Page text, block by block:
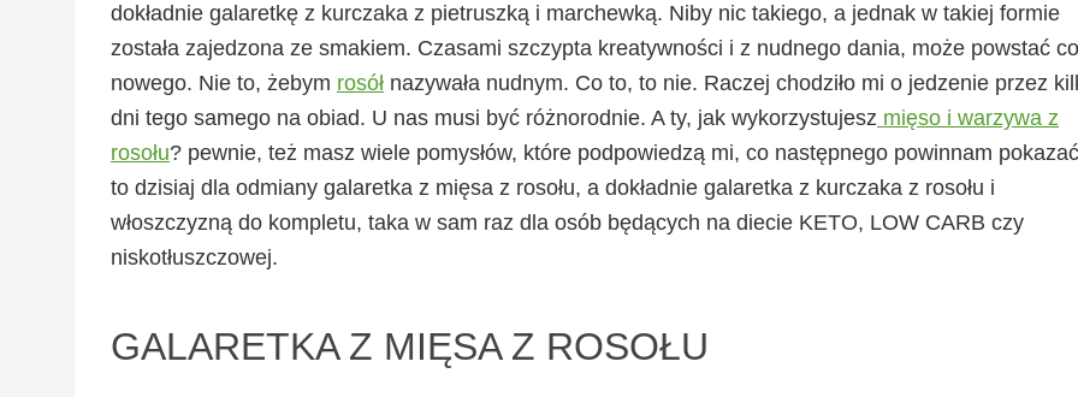
dokładnie galaretkę z kurczaka z pietruszką i marchewką. Niby nic takiego, a jednak w takiej formie
została zajedzona ze smakiem. Czasami szczypta kreatywności i z nudnego dania, może powstać
nowego. Nie to, żebym rosół nazywała nudnym. Co to, to nie. Raczej chodziło mi o jedzenie przez
dni tego samego na obiad. U nas musi być różnorodnie. A ty, jak wykorzystujesz mięso i warzywa z
rosołu? pewnie, też masz wiele pomysłów, które podpowiedzą mi, co następnego powinnam
to dzisiaj dla odmiany galaretka z mięsa z rosołu, a dokładnie galaretka z kurczaka z rosołu i
włoszczyzną do kompletu, taka w sam raz dla osób będących na diecie KETO, LOW CARB czy
niskotłuszczowej.
GALARETKA Z MIĘSA Z ROSOŁU